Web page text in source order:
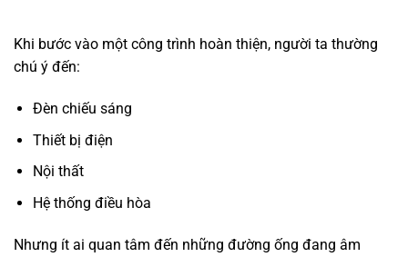
Khi bước vào một công trình hoàn thiện, người ta thường
chú ý đến:
Đèn chiếu sáng
Thiết bị điện
Nội thất
Hệ thống điều hòa
Nhưng ít ai quan tâm đến những đường ống đang âm